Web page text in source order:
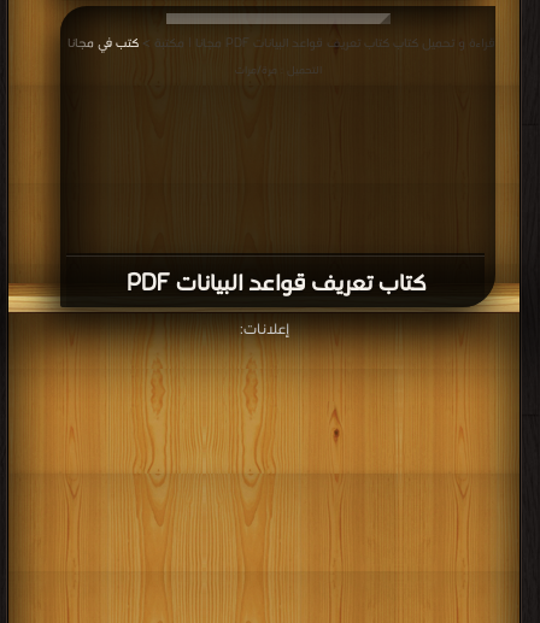
قراءة و تحميل كتاب كتاب قياس أداء جداول ADO net PDF مجانا | مكتبة >
كتب في
موقع| التحميل : مرة/مرات
كتاب تعريف قواعد البيانات PDF
قراءة و تحميل كتاب كتاب تعريف قواعد البيانات PDF مجانا | مكتبة > كتب في مجانا
التحميل : مرة/مرات
إعلانات: